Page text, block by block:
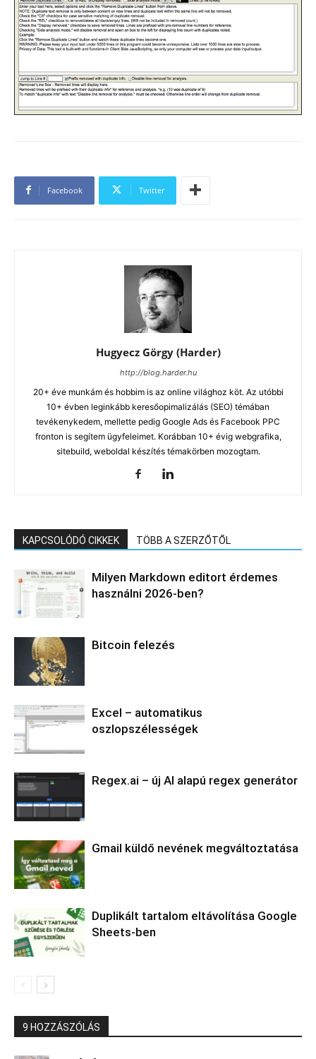
Facebook Twitter
Hugyecz Görgy (Harder)
http://blog.harder.hu
20+ éve munkám és hobbim is az online világhoz köt. Az utóbbi
10+ évben leginkább keresőopimalizálás (SEO) témában
tevékenykedem, mellette pedig Google Ads és Facebook PPC
fronton is segítem ügyfeleimet. Korábban 10+ évig webgrafika,
sitebuild, weboldal készítés témakörben mozogtam.
KAPCSOLÓDÓ CIKKEK TÖBB A SZERZŐTŐL
Milyen Markdown editort érdemes
használni 2026-ben?
Bitcoin felezés
Excel – automatikus
oszlopszélességek
Regex.ai – új AI alapú regex generátor
Gmail küldő nevének megváltoztatása
Duplikált tartalom eltávolítása Google
Sheets-ben
9 HOZZÁSZÓLÁS